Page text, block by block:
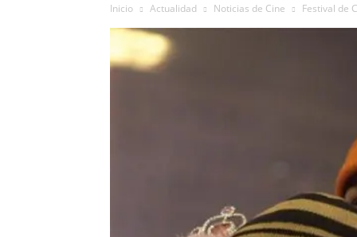
Inicio Actualidad Noticias de Cine Festival de